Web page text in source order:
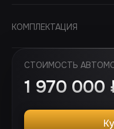
КОМПЛЕКТАЦИЯ
СТОИМОСТЬ
1 970 000